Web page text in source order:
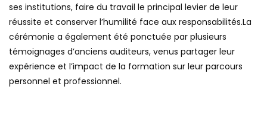
ses institutions, faire du travail le principal levier de leur
réussite et conserver l’humilité face aux responsabilités.La
cérémonie a également été ponctuée par plusieurs
témoignages d’anciens auditeurs, venus partager leur
expérience et l’impact de la formation sur leur parcours
personnel et professionnel.